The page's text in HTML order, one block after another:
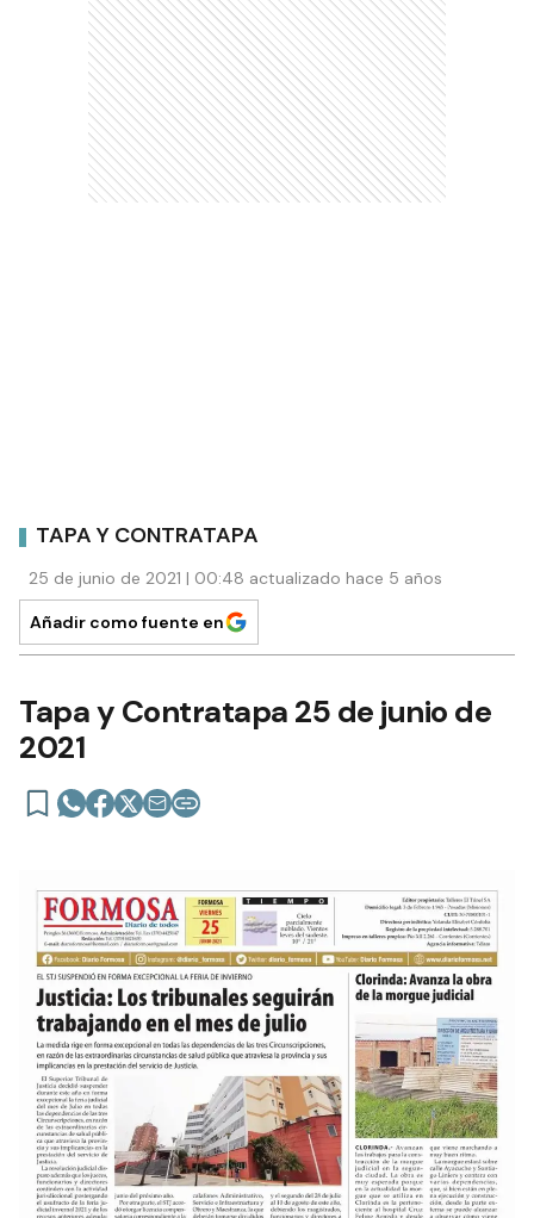
TAPA Y CONTRATAPA
25 de junio de 2021 | 00:48 actualizado hace 5 años
Añadir como fuente en
Tapa y Contratapa 25 de junio de
2021